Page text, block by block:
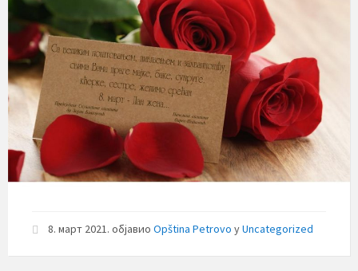
8. март 2021. објавио Opština Petrovo уUncategorized